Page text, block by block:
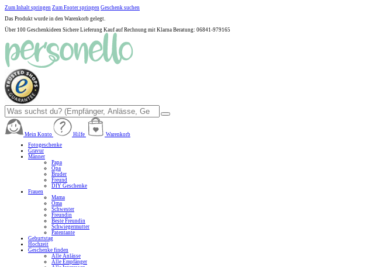
Zum Inhalt springen Zum Footer springen Geschenk suchen
Das Produkt wurde in den Warenkorb gelegt.
Über 100 Geschenkideen Sichere Lieferung Kauf auf Rechnung mit Klarna Beratung: 06841-979165
Mein Konto Hilfe
Warenkorb
Fotogeschenke
Gravur
Männer
Papa
Opa
Bruder
Freund
DIY Geschenke
Frauen
Mama
Oma
Schwester
Freundin
Beste Freundin
Schwiegermutter
Patentante
Geburtstag
Hochzeit
Geschenke finden
Alle Anlässe
Alle Empfänger